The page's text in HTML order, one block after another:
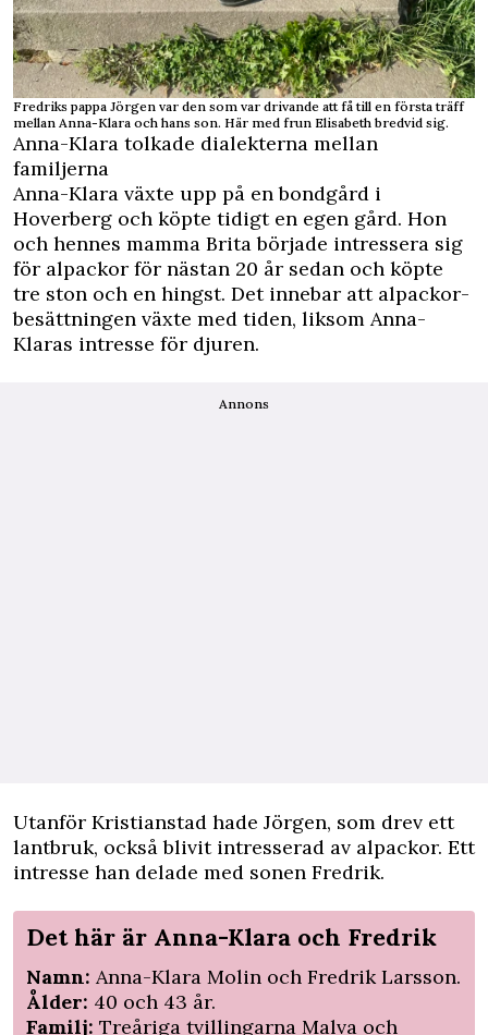
Fredriks pappa Jörgen var den som var drivande att få till en första träff
mellan Anna-Klara och hans son. Här med frun Elisabeth bredvid sig.
Anna-Klara tolkade dialekterna mellan
familjerna
Anna-Klara växte upp på en bondgård i
Hoverberg och köpte tidigt en egen gård. Hon
och hennes mamma Brita började intressera sig
för alpackor för nästan 20 år sedan och köpte
tre ston och en hingst. Det innebar att alpackor-
besättningen växte med tiden, liksom Anna-
Klaras intresse för djuren.
Annons
Utanför Kristianstad hade Jörgen, som drev ett
lantbruk, också blivit intresserad av alpackor. Ett
intresse han delade med sonen Fredrik.
Det här är Anna-Klara och Fredrik
Namn: Anna-Klara Molin och Fredrik Larsson.
Ålder: 40 och 43 år.
Familj: Treåriga tvillingarna Malva och